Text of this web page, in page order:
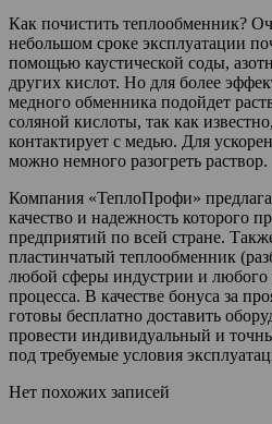
Как почистить теплообменник?
небольшом сроке эксплуатации
помощью каустической соды,
других кислот. Но для более
медного обменника подойдет
соляной кислоты, так как
контактирует с медью. Для
можно немного разогреть раствор.
Компания «ТеплоПрофи»
качество и надежность которого
предприятий по всей стране.
пластинчатый теплообменник
любой сферы индустрии и любого
процесса. В качестве бонуса за
готовы бесплатно доставить
провести индивидуальный и
под требуемые условия
Нет похожих записей